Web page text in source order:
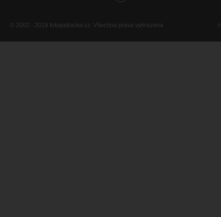
© 2002 - 2016 fotopatracka.cz. Všechna práva vyhrazena